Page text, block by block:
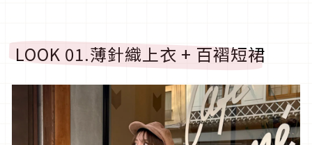
LOOK 01.薄針織上衣 +百褶短裙